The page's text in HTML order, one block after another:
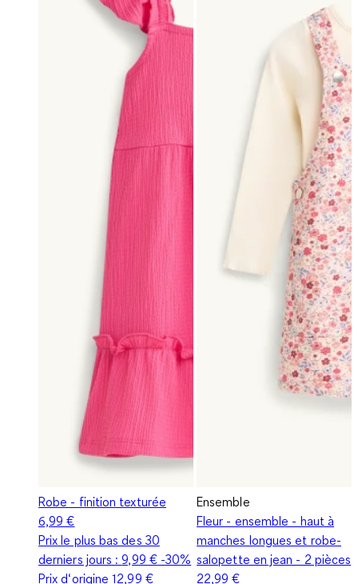
Robe - finition texturée
6,99 €
Prix le plus bas des 30
derniers jours :9,99 €-30%
Prix d‘origine12,99 €
Ensemble
Fleur - ensemble - haut à
manches longues et robe-
salopette en jean - 2 pièces
22,99 €